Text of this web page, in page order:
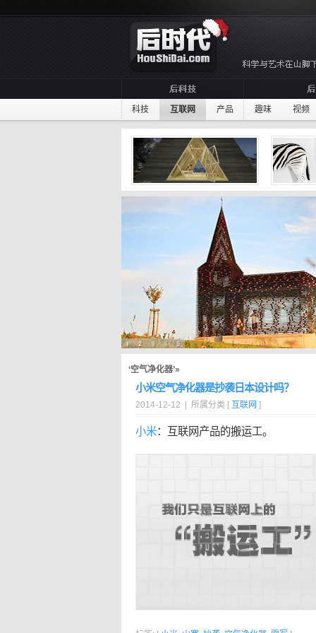
科技 互联网 产品 趣味 视频
‘空气净化器’»
小米空气净化器是抄袭日本设计吗？
2014-12-12 | 所属分类 [ 互联网 ]
小米：互联网产品的搬运工。